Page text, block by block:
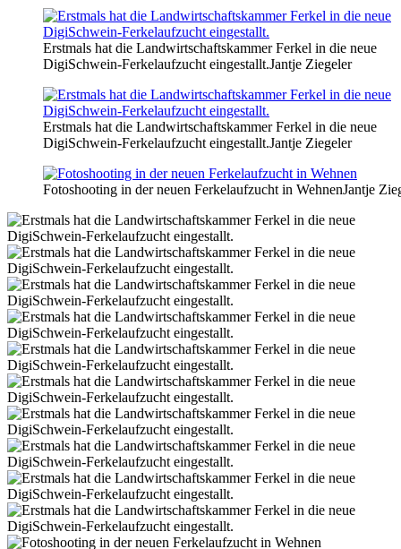
Erstmals hat die Landwirtschaftskammer Ferkel in die neue
DigiSchwein-Ferkelaufzucht eingestallt.Jantje Ziegeler
Erstmals hat die Landwirtschaftskammer Ferkel in die neue
DigiSchwein-Ferkelaufzucht eingestallt.Jantje Ziegeler
Fotoshooting in der neuen Ferkelaufzucht in WehnenJantje